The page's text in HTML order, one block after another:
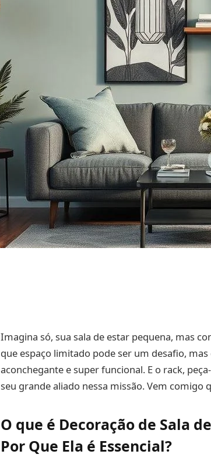
Imagina só, sua sala de estar pequena, mas
que espaço limitado pode ser um desafio,
aconchegante e super funcional. E o rack,
seu grande aliado nessa missão. Vem comigo
O que é Decoração de Sala
Por Que Ela é Essencial?